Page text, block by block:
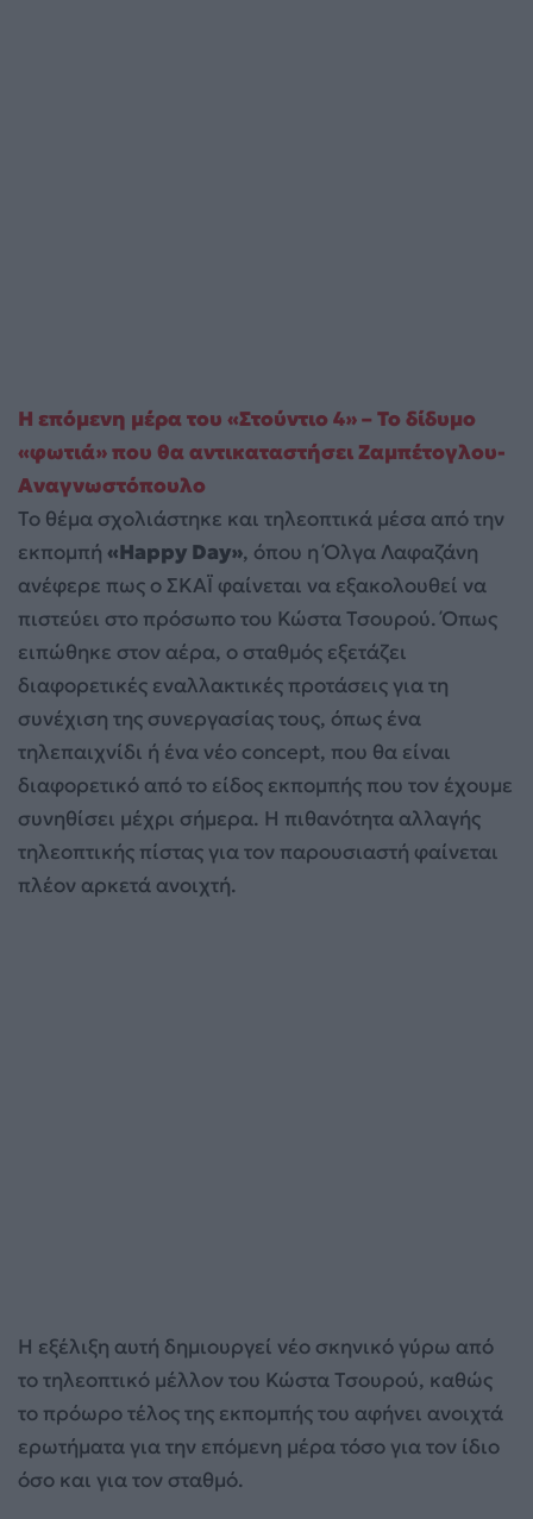
Η επόμενη μέρα του «Στούντιο 4» – Το δίδυμο
«φωτιά» που θα αντικαταστήσει Ζαμπέτογλου-
Αναγνωστόπουλο
Το θέμα σχολιάστηκε και τηλεοπτικά μέσα από την
εκπομπή «Happy Day», όπου η Όλγα Λαφαζάνη
ανέφερε πως ο ΣΚΑΪ φαίνεται να εξακολουθεί να
πιστεύει στο πρόσωπο του Κώστα Τσουρού. Όπως
ειπώθηκε στον αέρα, ο σταθμός εξετάζει
διαφορετικές εναλλακτικές προτάσεις για τη
συνέχιση της συνεργασίας τους, όπως ένα
τηλεπαιχνίδι ή ένα νέο concept, που θα είναι
διαφορετικό από το είδος εκπομπής που τον έχουμε
συνηθίσει μέχρι σήμερα. Η πιθανότητα αλλαγής
τηλεοπτικής πίστας για τον παρουσιαστή φαίνεται
πλέον αρκετά ανοιχτή.
Η εξέλιξη αυτή δημιουργεί νέο σκηνικό γύρω από
το τηλεοπτικό μέλλον του Κώστα Τσουρού, καθώς
το πρόωρο τέλος της εκπομπής του αφήνει ανοιχτά
ερωτήματα για την επόμενη μέρα τόσο για τον ίδιο
όσο και για τον σταθμό.